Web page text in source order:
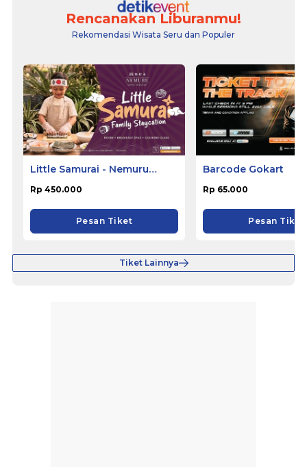
Rencanakan Liburanmu!
Rekomendasi Wisata Seru dan Populer
Little Samurai - Nemuru
Rp 450.000
Pesan Tiket
Barcode Gokart
Rp 65.000
Pesan Tiket
Tiket Lainnya